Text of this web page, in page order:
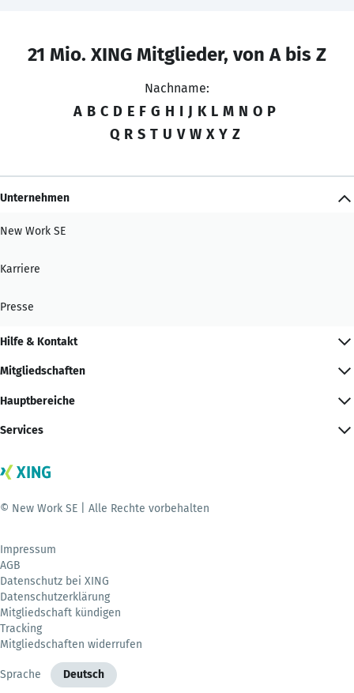
21 Mio. XING Mitglieder, von A bis Z
Nachname:
A B C D E F G H I J K L M N O P
Q R S T U V W X Y Z
Unternehmen
New Work SE
Karriere
Presse
Hilfe & Kontakt
Mitgliedschaften
Hauptbereiche
Services
© New Work SE | Alle Rechte vorbehalten
Impressum
AGB
Datenschutz bei XING
Datenschutzerklärung
Mitgliedschaft kündigen
Tracking
Mitgliedschaften widerrufen
Sprache Deutsch